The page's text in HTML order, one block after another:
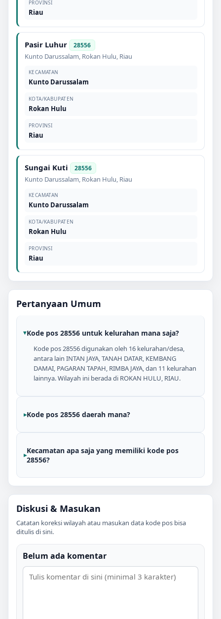
PROVINSI
Riau
Pasir Luhur 28556
Kunto Darussalam, Rokan Hulu, Riau
KECAMATAN
Kunto Darussalam
KOTA/KABUPATEN
Rokan Hulu
PROVINSI
Riau
Sungai Kuti 28556
Kunto Darussalam, Rokan Hulu, Riau
KECAMATAN
Kunto Darussalam
KOTA/KABUPATEN
Rokan Hulu
PROVINSI
Riau
Pertanyaan Umum
Kode pos 28556 untuk kelurahan mana saja?
Kode pos 28556 digunakan oleh 16 kelurahan/desa,
antara lain INTAN JAYA, TANAH DATAR, KEMBANG
DAMAI, PAGARAN TAPAH, RIMBA JAYA, dan 11 kelurahan
lainnya. Wilayah ini berada di ROKAN HULU, RIAU.
Kode pos 28556 daerah mana?
Kecamatan apa saja yang memiliki kode pos
28556?
Diskusi & Masukan
Catatan koreksi wilayah atau masukan data kode pos bisa
ditulis di sini.
Belum ada komentar